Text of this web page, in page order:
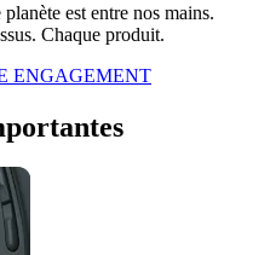
est entre nos mains.
Chaque produit.
ENGAGEMENT